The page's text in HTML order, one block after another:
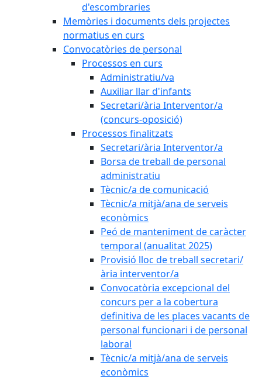
d'escombraries
Memòries i documents dels projectes
normatius en curs
Convocatòries de personal
Processos en curs
Administratiu/va
Auxiliar llar d'infants
Secretari/ària Interventor/a
(concurs-oposició)
Processos finalitzats
Secretari/ària Interventor/a
Borsa de treball de personal
administratiu
Tècnic/a de comunicació
Tècnic/a mitjà/ana de serveis
econòmics
Peó de manteniment de caràcter
temporal (anualitat 2025)
Provisió lloc de treball secretari/
ària interventor/a
Convocatòria excepcional del
concurs per a la cobertura
definitiva de les places vacants de
personal funcionari i de personal
laboral
Tècnic/a mitjà/ana de serveis
econòmics